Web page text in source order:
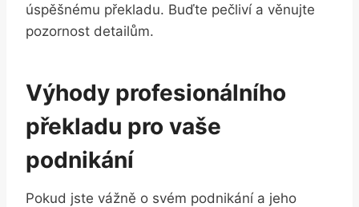
úspěšnému překladu. Buďte pečliví a věnujte
pozornost detailům.
Výhody profesionálního
překladu pro vaše
podnikání
Pokud jste vážně o svém podnikání a jeho